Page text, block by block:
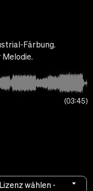
Färbung.
03:45
wählen -